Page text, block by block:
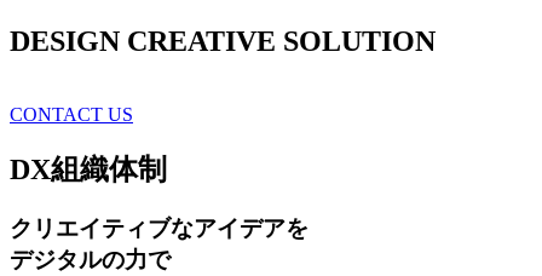
DESIGN CREATIVE SOLUTION
CONTACT US
DX組織体制
クリエイティブなアイデアを
デジタルの力で